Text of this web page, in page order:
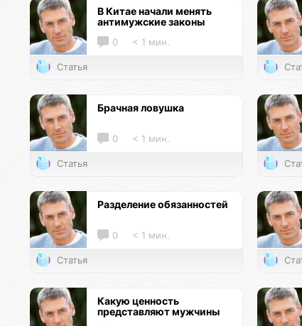
В Китае начали менять
антимужские законы
0 < 1 мин.
Статья
Брачная ловушка
0 < 1 мин.
Статья
Разделение обязанностей
0 < 1 мин.
Статья
Какую ценность
представляют мужчины